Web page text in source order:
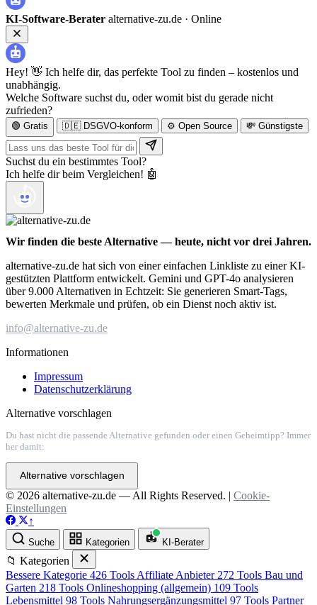
KI-Software-Berater alternative-zu.de · Online
Hey! 👋 Ich helfe dir, das perfekte Tool zu finden – kostenlos und
unabhängig.
Welche Software suchst du, oder womit bist du gerade nicht
zufrieden?
🟢 Gratis 🇩🇪 DSGVO-konform ⚙️ Open Source 💸 Günstigste
Suchst du ein bestimmtes Tool?
Ich helfe dir beim Vergleichen! 🤖
Wir finden die beste Alternative — heute, nicht vor drei Jahren.
alternative-zu.de hat sich von einer einfachen Linkliste zu einer KI-
gestützten Plattform entwickelt. Gemini und GPT-4o analysieren
über 9.000 Alternativen in Echtzeit: Sie generieren Smart-Tags,
bewerten Merkmale und prüfen, ob ein Dienst noch aktiv ist.
info@alternative-zu.de
Informationen
Impressum
Datenschutzerklärung
Alternative vorschlagen
Du hast nicht die passende Alternative gefunden oder einen Geheimtipp? Immer
her damit:
Alternative vorschlagen
© 2026 alternative-zu.de — All Rights Reserved. | Cookie-
Einstellungen
↑
Suche Kategorien KI-Berater
📁 Kategorien
Bessere Kategorie 426 Tools Affiliate Anbieter 272 Tools Bau und
Garten 218 Tools Onlineshopping (allgemein) 109 Tools
Lebensmittel 98 Tools Nahrungsergänzungsmittel 97 Tools Partner